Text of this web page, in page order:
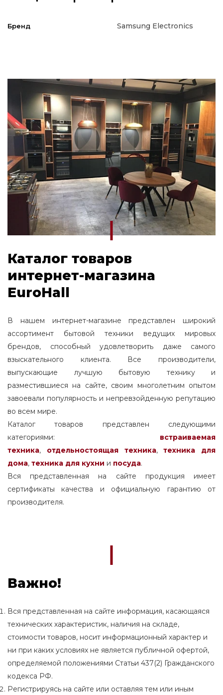
Бренд Samsung Electronics
Каталог товаров
интернет-магазина
EuroHall
В нашем интернет-магазине представлен широкий
ассортимент бытовой техники ведущих мировых
брендов, способный удовлетворить даже самого
взыскательного клиента. Все производители,
выпускающие лучшую бытовую технику и
разместившиеся на сайте, своим многолетним опытом
завоевали популярность и непревзойденную репутацию
во всем мире.
Каталог товаров представлен следующими
категориями: встраиваемая
техника, отдельностоящаятехника,
техника для
дома, техника для кухни и посуда.
Вся представленная на сайте продукция имеет
сертификаты качества и официальную гарантию от
производителя.
Важно!
Вся представленная на сайте информация, касающаяся
технических характеристик, наличия на складе,
стоимости товаров, носит информационный характер и
ни при каких условиях не является публичной офертой,
определяемой положениями Статьи 437(2) Гражданского
кодекса РФ.
Регистрируясь на сайте или оставляя тем или иным